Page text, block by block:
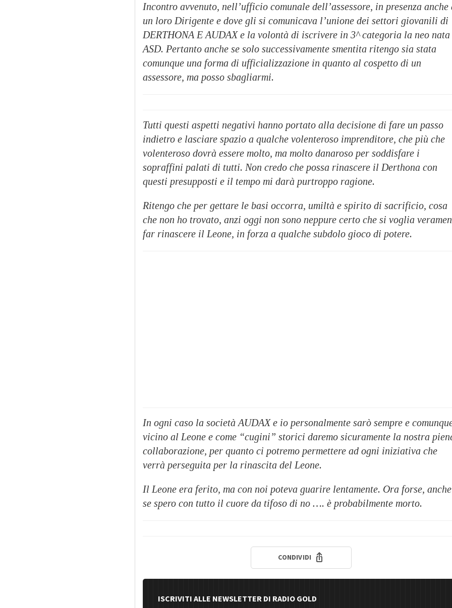
Incontro avvenuto, nell’ufficio comunale dell’assessore, in presenza anche
un loro Dirigente e dove gli si comunicava l’unione dei settori giovanili di
DERTHONA E AUDAX e la volontà di iscrivere in 3^ categoria la neo nata
ASD. Pertanto anche se solo successivamente smentita ritengo sia stata
comunque una forma di ufficializzazione in quanto al cospetto di un
assessore, ma posso sbagliarmi.
Tutti questi aspetti negativi hanno portato alla decisione di fare un passo
indietro e lasciare spazio a qualche volenteroso imprenditore, che più che
volenteroso dovrà essere molto, ma molto danaroso per soddisfare i
sopraffini palati di tutti. Non credo che possa rinascere il Derthona con
questi presupposti e il tempo mi darà purtroppo ragione.
Ritengo che per gettare le basi occorra, umiltà e spirito di sacrificio, cosa
che non ho trovato, anzi oggi non sono neppure certo che si voglia
far rinascere il Leone, in forza a qualche subdolo gioco di potere.
In ogni caso la società AUDAX e io personalmente sarò sempre e
vicino al Leone e come “cugini” storici daremo sicuramente la nostra
collaborazione, per quanto ci potremo permettere ad ogni iniziativa che
verrà perseguita per la rinascita del Leone.
Il Leone era ferito, ma con noi poteva guarire lentamente. Ora forse, anche
se spero con tutto il cuore da tifoso di no …. è probabilmente morto.
CONDIVIDI
ISCRIVITI ALLE NEWSLETTER DI RADIO GOLD